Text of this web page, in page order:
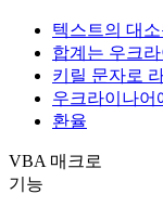
텍스트의 대
합계는 우크
키릴 문자로
우크라이나어
환율
VBA 매크로
기능